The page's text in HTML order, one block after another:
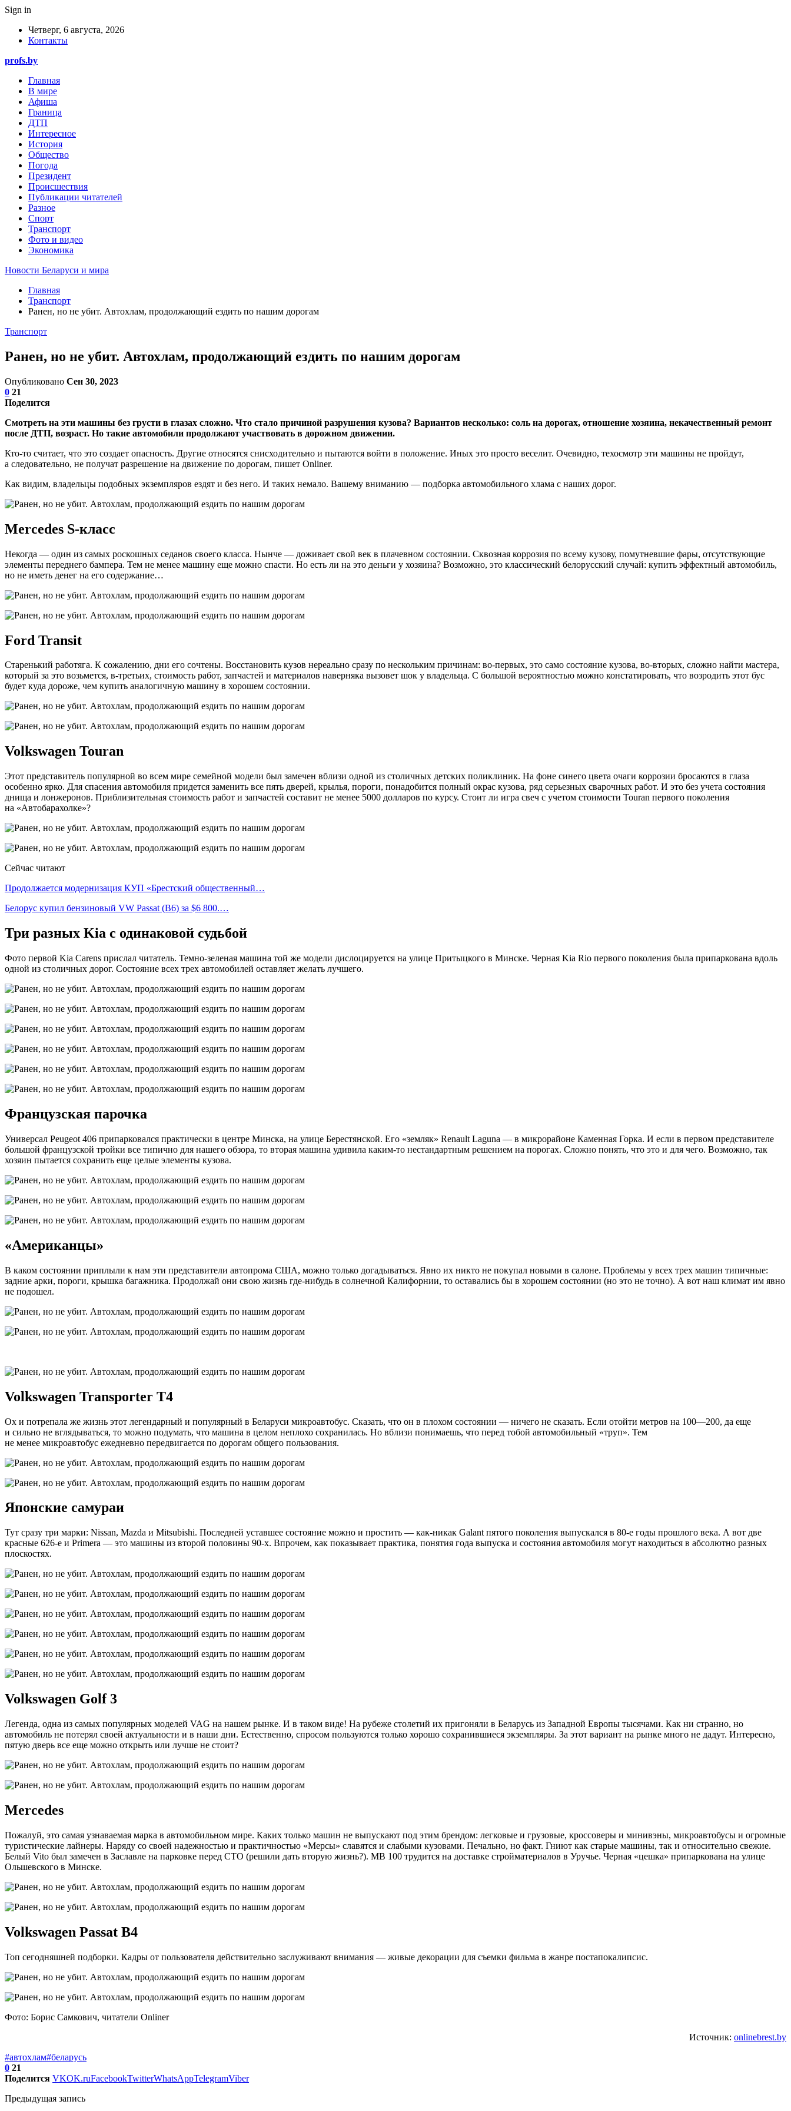
Sign in
Четверг, 6 августа, 2026
Контакты
profs.by
Главная
В мире
Афиша
Граница
ДТП
Интересное
История
Общество
Погода
Президент
Происшествия
Публикации читателей
Разное
Спорт
Транспорт
Фото и видео
Экономика
Новости Беларуси и мира
Главная
Транспорт
Ранен, но не убит. Автохлам, продолжающий ездить по нашим дорогам
Транспорт
Ранен, но не убит. Автохлам, продолжающий ездить по нашим дорогам
Опубликовано Сен 30, 2023
0 21
Поделится
Смотреть на эти машины без грусти в глазах сложно. Что стало причиной разрушения кузова? Вариантов несколько: соль на дорогах, отношение хозяина, некачественный ремонт
после ДТП, возраст. Но такие автомобили продолжают участвовать в дорожном движении.
Кто-то считает, что это создает опасность. Другие относятся снисходительно и пытаются войти в положение. Иных это просто веселит. Очевидно, техосмотр эти машины не пройдут,
а следовательно, не получат разрешение на движение по дорогам, пишет Onliner.
Как видим, владельцы подобных экземпляров ездят и без него. И таких немало. Вашему вниманию — подборка автомобильного хлама с наших дорог.
Mercedes S-класс
Некогда — один из самых роскошных седанов своего класса. Нынче — доживает свой век в плачевном состоянии. Сквозная коррозия по всему кузову, помутневшие фары, отсутствующие
элементы переднего бампера. Тем не менее машину еще можно спасти. Но есть ли на это деньги у хозяина? Возможно, это классический белорусский случай: купить эффектный автомобиль,
но не иметь денег на его содержание…
Ford Transit
Старенький работяга. К сожалению, дни его сочтены. Восстановить кузов нереально сразу по нескольким причинам: во-первых, это само состояние кузова, во-вторых, сложно найти мастера,
который за это возьмется, в-третьих, стоимость работ, запчастей и материалов наверняка вызовет шок у владельца. С большой вероятностью можно констатировать, что возродить этот бус
будет куда дороже, чем купить аналогичную машину в хорошем состоянии.
Volkswagen Touran
Этот представитель популярной во всем мире семейной модели был замечен вблизи одной из столичных детских поликлиник. На фоне синего цвета очаги коррозии бросаются в глаза
особенно ярко. Для спасения автомобиля придется заменить все пять дверей, крылья, пороги, понадобится полный окрас кузова, ряд серьезных сварочных работ. И это без учета состояния
днища и лонжеронов. Приблизительная стоимость работ и запчастей составит не менее 5000 долларов по курсу. Стоит ли игра свеч с учетом стоимости Touran первого поколения
на «Автобарахолке»?
Сейчас читают
Продолжается модернизация КУП «Брестский общественный…
Белорус купил бензиновый VW Passat (B6) за $6 800.…
Три разных Kia с одинаковой судьбой
Фото первой Kia Carens прислал читатель. Темно-зеленая машина той же модели дислоцируется на улице Притыцкого в Минске. Черная Kia Rio первого поколения была припаркована вдоль
одной из столичных дорог. Состояние всех трех автомобилей оставляет желать лучшего.
Французская парочка
Универсал Peugeot 406 припарковался практически в центре Минска, на улице Берестянской. Его «земляк» Renault Laguna — в микрорайоне Каменная Горка. И если в первом представителе
большой французской тройки все типично для нашего обзора, то вторая машина удивила каким-то нестандартным решением на порогах. Сложно понять, что это и для чего. Возможно, так
хозяин пытается сохранить еще целые элементы кузова.
«Американцы»
В каком состоянии приплыли к нам эти представители автопрома США, можно только догадываться. Явно их никто не покупал новыми в салоне. Проблемы у всех трех машин типичные:
задние арки, пороги, крышка багажника. Продолжай они свою жизнь где-нибудь в солнечной Калифорнии, то оставались бы в хорошем состоянии (но это не точно). А вот наш климат им явно
не подошел.
Volkswagen Transporter T4
Ох и потрепала же жизнь этот легендарный и популярный в Беларуси микроавтобус. Сказать, что он в плохом состоянии — ничего не сказать. Если отойти метров на 100—200, да еще
и сильно не вглядываться, то можно подумать, что машина в целом неплохо сохранилась. Но вблизи понимаешь, что перед тобой автомобильный «труп». Тем
не менее микроавтобус ежедневно передвигается по дорогам общего пользования.
Японские самураи
Тут сразу три марки: Nissan, Mazda и Mitsubishi. Последней уставшее состояние можно и простить — как-никак Galant пятого поколения выпускался в 80-е годы прошлого века. А вот две
красные 626-е и Primera — это машины из второй половины 90-х. Впрочем, как показывает практика, понятия года выпуска и состояния автомобиля могут находиться в абсолютно разных
плоскостях.
Volkswagen Golf 3
Легенда, одна из самых популярных моделей VAG на нашем рынке. И в таком виде! На рубеже столетий их пригоняли в Беларусь из Западной Европы тысячами. Как ни странно, но
автомобиль не потерял своей актуальности и в наши дни. Естественно, спросом пользуются только хорошо сохранившиеся экземпляры. За этот вариант на рынке много не дадут. Интересно,
пятую дверь все еще можно открыть или лучше не стоит?
Mercedes
Пожалуй, это самая узнаваемая марка в автомобильном мире. Каких только машин не выпускают под этим брендом: легковые и грузовые, кроссоверы и минивэны, микроавтобусы и огромные
туристические лайнеры. Наряду со своей надежностью и практичностью «Мерсы» славятся и слабыми кузовами. Печально, но факт. Гниют как старые машины, так и относительно свежие.
Белый Vito был замечен в Заславле на парковке перед СТО (решили дать вторую жизнь?). МВ 100 трудится на доставке стройматериалов в Уручье. Черная «цешка» припаркована на улице
Ольшевского в Минске.
Volkswagen Passat B4
Топ сегодняшней подборки. Кадры от пользователя действительно заслуживают внимания — живые декорации для съемки фильма в жанре постапокалипсис.
Фото: Борис Самкович, читатели Onliner
Источник: onlinebrest.by
#автохлам#беларусь
0 21
Поделится VKOK.ruFacebookTwitterWhatsAppTelegramViber
Предыдущая запись